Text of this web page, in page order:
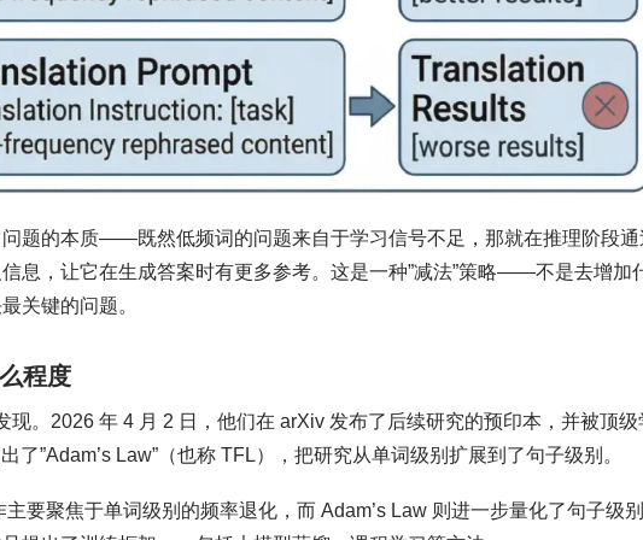
题的本质——既然低频词的问题来自于学习信号不足，那就在推理阶段通
息，让它在生成答案时有更多参考。这是一种”减法”策略——不是去增加
关键的问题。
程度
现。2026 年 4 月 2 日，他们在 arXiv 发布了后续研究的预印本，并被顶级
了”Adam’s Law”（也称 TFL），把研究从单词级别扩展到了句子级别。
要聚焦于单词级别的频率退化，而 Adam’s Law 则进一步量化了句子级别